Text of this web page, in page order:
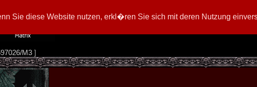
Sie diese Website nutzen, erkl�ren Sie sich mit deren Nutzung
M3]